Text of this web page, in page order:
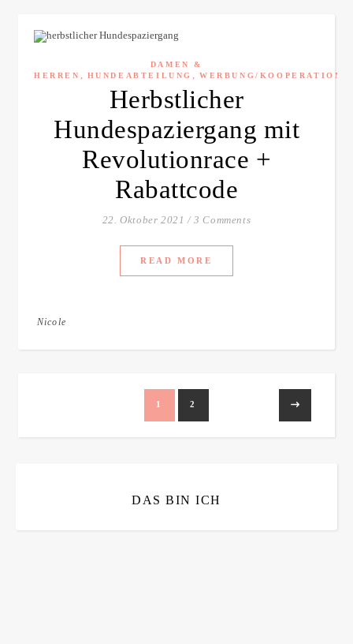
DAMEN &
HERREN , HUNDEABTEILUNG ,WERBUNG/KOOPERATION
Herbstlicher
Hundespaziergang mit
Revolutionrace +
Rabattcode
22. Oktober 2021 / 3 Comments
READ MORE
Nicole
1 2
DAS BIN ICH